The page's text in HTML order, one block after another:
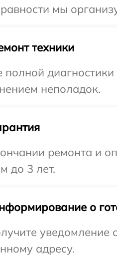
мы
техники
полной
неполадок.
ремонта и
до 3 лет.
о
уведомление
адресу.